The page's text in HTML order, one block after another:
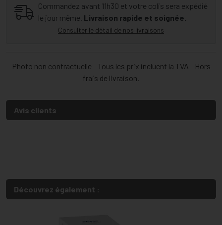
Commandez avant 11h30 et votre colis sera expédié
le jour même. Livraison rapide et soignée.
Consulter le détail de nos livraisons
Photo non contractuelle - Tous les prix incluent la TVA - Hors
frais de livraison.
Avis clients
Découvrez également :